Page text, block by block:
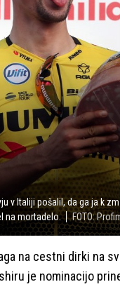
v Italiji pošalil, da ga ja k
na mortadelo.
FOTO:
na cestni dirki na
je nominacijo